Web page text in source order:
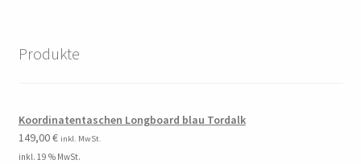
Produkte
Koordinatentaschen Longboard blau Tordalk
149,00€ inkl. MwSt.
inkl. 19 % MwSt.